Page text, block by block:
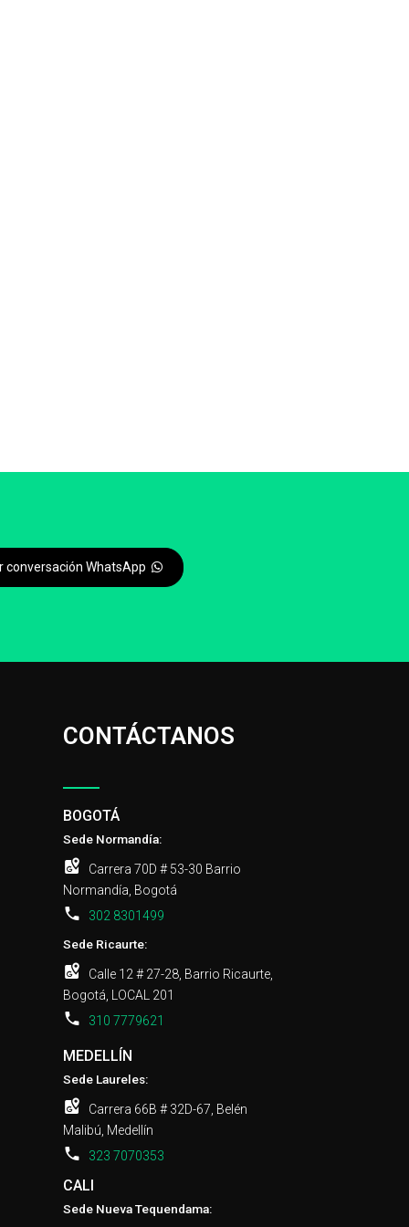
conversación WhatsApp
CONTÁCTANOS
BOGOTÁ
Sede Normandía:
Carrera 70D # 53-30 Barrio
Normandía, Bogotá
302 8301499
Sede Ricaurte:
Calle 12 # 27-28, Barrio Ricaurte,
Bogotá, LOCAL 201
310 7779621
MEDELLÍN
Sede Laureles:
Carrera 66B # 32D-67, Belén
Malibú, Medellín
323 7070353
CALI
Sede Nueva Tequendama: